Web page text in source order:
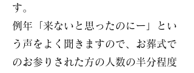
す。
例年「来ないと思ったのにー」とい
う声をよく聞きますので、お葬式で
のお参りされた方の人数の半分程度